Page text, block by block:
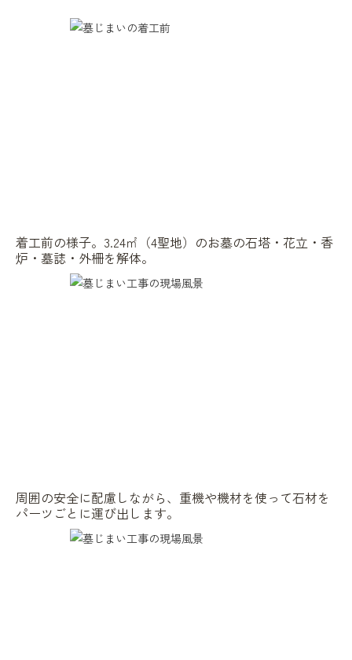
着工前の様子。3.24㎡（4聖地）のお墓の石塔・花立・香
炉・墓誌・外柵を解体。
周囲の安全に配慮しながら、重機や機材を使って石材を
パーツごとに運び出します。